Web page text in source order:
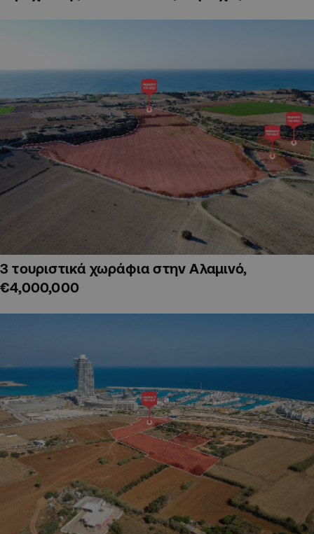
3 τουριστικά χωράφια στην Αλαμινό,
€4,000,000